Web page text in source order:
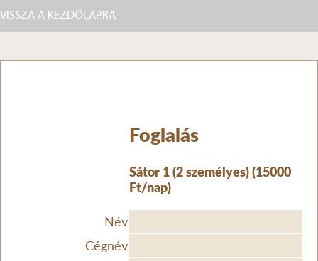
VISSZA A KEZDŐLAPRA
Foglalás
Sátor 1 (2 személyes) (15000
Ft/nap)
Név
Cégnév